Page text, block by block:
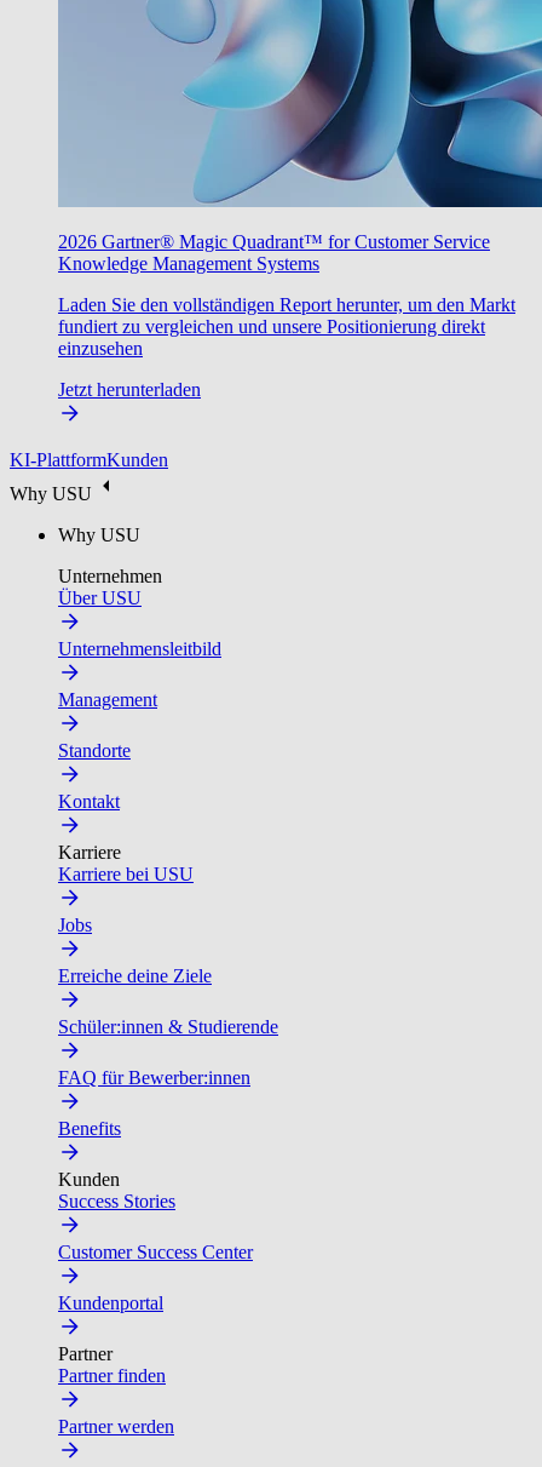
2026 Gartner® Magic Quadrant™ for Customer Service
Knowledge Management Systems
Laden Sie den vollständigen Report herunter, um den Markt
fundiert zu vergleichen und unsere Positionierung direkt
einzusehen
Jetzt herunterladen
KI-PlattformKunden
Why USU
Why USU
Unternehmen
Über USU
Unternehmensleitbild
Management
Standorte
Kontakt
Karriere
Karriere bei USU
Jobs
Erreiche deine Ziele
Schüler:innen & Studierende
FAQ für Bewerber:innen
Benefits
Kunden
Success Stories
Customer Success Center
Kundenportal
Partner
Partner finden
Partner werden